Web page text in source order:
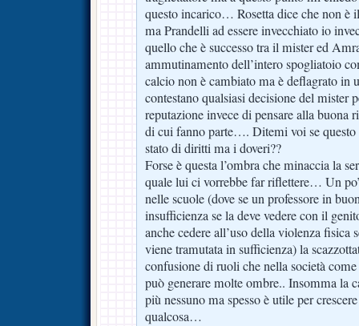
questo incarico… Rosetta dice che non è
ma Prandelli ad essere invecchiato io
quello che è successo tra il mister ed
ammutinamento dell’intero spogliatoio
calcio non è cambiato ma è deflagrato in
contestano qualsiasi decisione del mister
reputazione invece di pensare alla buona
di cui fanno parte…. Ditemi voi se
stato di diritti ma i doveri??
Forse è questa l’ombra che minaccia la
quale lui ci vorrebbe far riflettere… Un
nelle scuole (dove se un professore in
insufficienza se la deve vedere con il
anche cedere all’uso della violenza fisica
viene tramutata in sufficienza) la
confusione di ruoli che nella società
può generare molte ombre.. Insomma la
più nessuno ma spesso è utile per
qualcosa…